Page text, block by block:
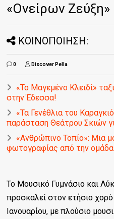
«Ονείρων Ζεύξη»
ΚΟΙΝΟΠΟΙΗΣΗ:
0 Discover Pella
«Το Μαγεμένο Κλειδί»
στην Έδεσσα!
«Τα Γενέθλια του
παράσταση Θεάτρου Σκιών
«Ανθρώπινο Τοπίο»: Μια
φωτογραφίας από την
Το Μουσικό Γυμνάσιο και
προσκαλεί στον ετήσιο
Ιανουαρίου, με πλούσιο